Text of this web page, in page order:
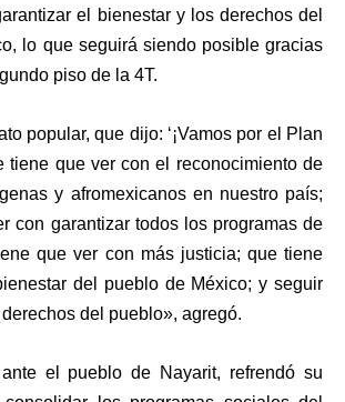
el bienestar y los derechos del
lo que seguirá siendo posible gracias
piso de la 4T.
popular, que dijo: ‘¡Vamos por el Plan
tiene que ver con el reconocimiento de
y afromexicanos en nuestro país;
con garantizar todos los programas de
que ver con más justicia; que tiene
del pueblo de México; y seguir
del pueblo», agregó.
el pueblo de Nayarit, refrendó su